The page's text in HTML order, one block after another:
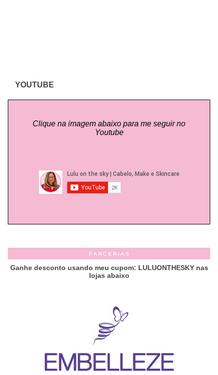
YOUTUBE
Clique na imagem abaixo para me seguir no
Youtube
PARCERIAS
Ganhe desconto usando meu cupom: LULUONTHESKY nas
lojas abaixo